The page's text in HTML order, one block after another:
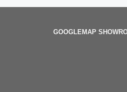
GOOGLEMAP